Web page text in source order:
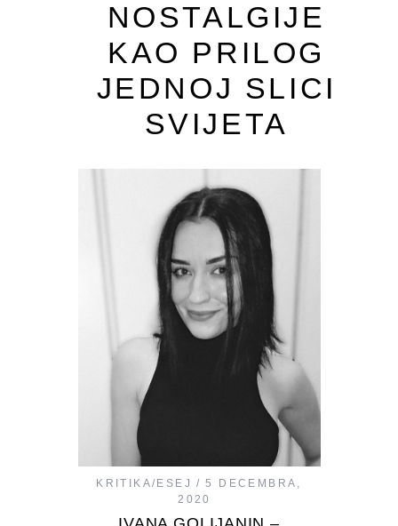
NOSTALGIJE
KAO PRILOG
JEDNOJ SLICI
SVIJETA
KRITIKA/ESEJ
5 DECEMBRA,
2020